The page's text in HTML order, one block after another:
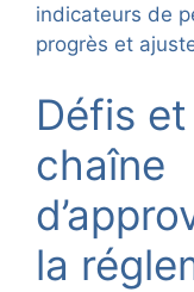
indicateurs de
progrès et
Défis
chaîne
la